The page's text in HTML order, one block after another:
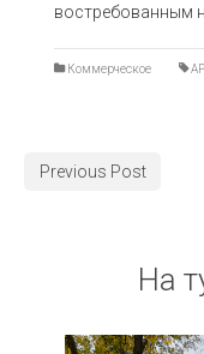
востребованным
Коммерческое
Previous Post
На